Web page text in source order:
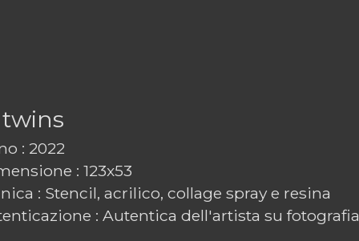
: 2022
: 123x53
: Stencil, acrilico, collage spray e resina
: Autentica dell'artista su fotografia